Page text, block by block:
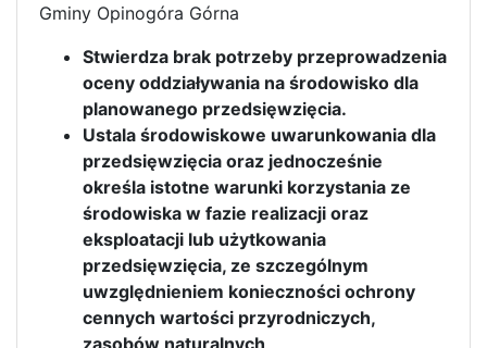
Gminy Opinogóra Górna
Stwierdza brak potrzeby przeprowadzenia
oceny oddziaływania na środowisko dla
planowanego przedsięwzięcia.
Ustala środowiskowe uwarunkowania dla
przedsięwzięcia oraz jednocześnie
określa istotne warunki korzystania ze
środowiska w fazie realizacji oraz
eksploatacji lub użytkowania
przedsięwzięcia, ze szczególnym
uwzględnieniem konieczności ochrony
cennych wartości przyrodniczych,